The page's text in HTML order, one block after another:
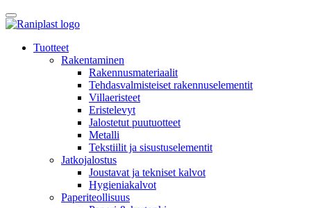
Skip
to
Tuotteet
Rakentaminen
Rakennusmateriaalit
Tehdasvalmisteiset rakennuselementit
Villaeristeet
Eristelevyt
Jalostetut puutuotteet
Metalli
Tekstiilit ja sisustuselementit
Jatkojalostus
Joustavat ja tekniset kalvot
Hygieniakalvot
Paperiteollisuus